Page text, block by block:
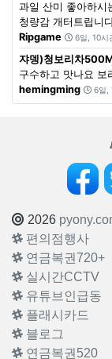
과일 산미 좋아하시
청량감 개터트립니
Ripgame
6일, 10시
쟈뎅)청보리차
구수하고 맛나요 보
hemingming
6일,
2026
편의점행사
연금복권720+
실시간CCTV
유튜브인급동
플래시카드
블로그
연금복권520